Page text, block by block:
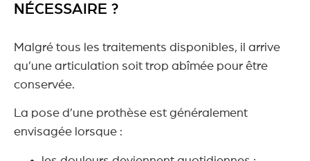
NÉCESSAIRE ?
Malgré tous les traitements disponibles, il arrive
qu’une articulation soit trop abîmée pour être
conservée.
La pose d’une prothèse est généralement
envisagée lorsque :